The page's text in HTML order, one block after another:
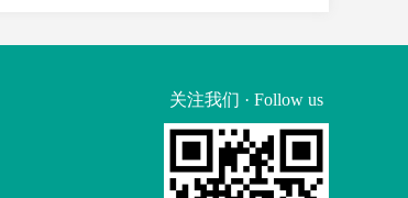
关注我们 · Follow us